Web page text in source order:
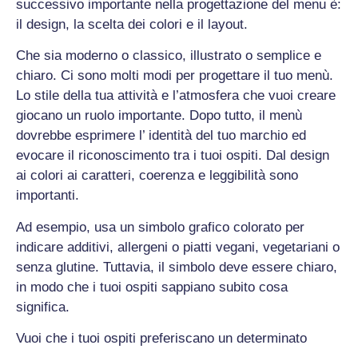
successivo importante nella progettazione del menu è:
il design, la scelta dei colori e il layout.
Che sia moderno o classico, illustrato o semplice e
chiaro. Ci sono molti modi per progettare il tuo menù.
Lo stile della tua attività e l’atmosfera che vuoi creare
giocano un ruolo importante. Dopo tutto, il menù
dovrebbe esprimere l’ identità del tuo marchio ed
evocare il riconoscimento tra i tuoi ospiti. Dal design
ai colori ai caratteri, coerenza e leggibilità sono
importanti.
Ad esempio, usa un simbolo grafico colorato per
indicare additivi, allergeni o piatti vegani, vegetariani o
senza glutine. Tuttavia, il simbolo deve essere chiaro,
in modo che i tuoi ospiti sappiano subito cosa
significa.
Vuoi che i tuoi ospiti preferiscano un determinato